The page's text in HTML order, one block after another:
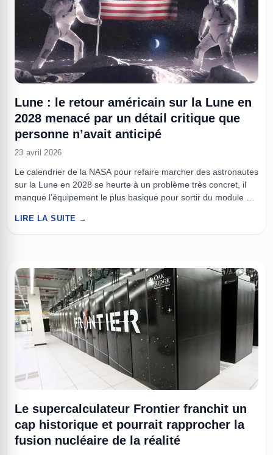
Lune : le retour américain sur la Lune en
2028 menacé par un détail critique que
personne n’avait anticipé
23 avril 2026
Le calendrier de la NASA pour refaire marcher des astronautes
sur la Lune en 2028 se heurte à un problème très concret, il
manque l’équipement le plus basique pour sortir du module et
marquer le premier retour habité sur la surface lunaire depuis
LIRE LA SUITE →
Le supercalculateur Frontier franchit un
cap historique et pourrait rapprocher la
fusion nucléaire de la réalité